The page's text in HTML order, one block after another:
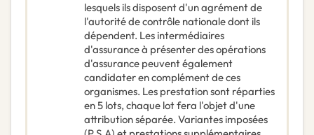
lesquels ils disposent d'un agrément de
l'autorité de contrôle nationale dont ils
dépendent. Les intermédiaires
d'assurance à présenter des opérations
d'assurance peuvent également
candidater en complément de ces
organismes. Les prestation sont réparties
en 5 lots, chaque lot fera l'objet d'une
attribution séparée. Variantes imposées